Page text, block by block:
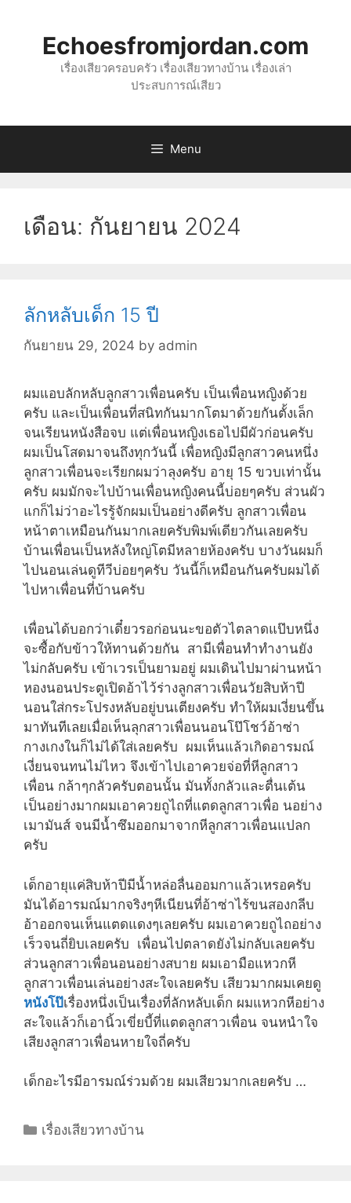
Echoesfromjordan.com
เรื่องเสียวครอบครัว เรื่องเสียวทางบ้าน เรื่องเล่า
ประสบการณ์เสียว
Menu
เดือน: กันยายน 2024
ลักหลับเด็ก 15 ปี
กันยายน 29, 2024 by admin
ผมแอบลักหลับลูกสาวเพื่อนครับ เป็นเพื่อนหญิงด้วย
ครับ และเป็นเพื่อนที่สนิทกันมากโตมาด้วยกันตั้งเล็ก
จนเรียนหนังสือจบ แต่เพื่อนหญิงเธอไปมีผัวก่อนครับ
ผมเป็นโสดมาจนถึงทุกวันนี้ เพื่อหญิงมีลูกสาวคนหนึ่ง
ลูกสาวเพื่อนจะเรียกผมว่าลุงครับ อายุ 15 ขวบเท่านั้น
ครับ ผมมักจะไปบ้านเพื่อนหญิงคนนี้บ่อยๆครับ ส่วนผัว
แกก็ไม่ว่าอะไรรู้จักผมเป็นอย่างดีครับ ลูกสาวเพื่อน
หน้าตาเหมือนกันมากเลยครับพิมพ์เดียวกันเลยครับ
บ้านเพื่อนเป็นหลังใหญ่โตมีหลายห้องครับ บางวันผมก็
ไปนอนเล่นดูทีวีบ่อยๆครับ วันนี้ก็เหมือนกันครับผมได้
ไปหาเพื่อนที่บ้านครับ
เพื่อนได้บอกว่าเดี๋ยวรอก่อนนะขอตัวไตลาดแป๊บหนึ่ง
จะซื้อกับข้าวให้ทานด้วยกัน สามีเพื่อนทำทำงานยัง
ไม่กลับครับ เข้าเวรเป็นยามอยู่ ผมเดินไปมาผ่านหน้า
หองนอนประตูเปิดอ้าไว้ร่างลูกสาวเพื่อนวัยสิบห้าปี
นอนใส่กระโปรงหลับอยู่บนเตียงครับ ทำให้ผมเงี่ยนขึ้น
มาทันทีเลยเมื่อเห็นลุกสาวเพื่อนนอนโป๊โชว์อ้าซ่า
กางเกงในก็ไม่ได้ใส่เลยครับ ผมเห็นแล้วเกิดอารมณ์
เงี่ยนจนทนไม่ไหว จึงเข้าไปเอาควยจ่อที่หีลูกสาว
เพื่อน กล้าๆกลัวครับตอนนั้น มันทั้งกลัวและตื่นเต้น
เป็นอย่างมากผมเอาควยถูไถที่แตดลูกสาวเพื่อ นอย่าง
เมามันส์ จนมีน้ำซึมออกมาจากหีลูกสาวเพื่อนแปลก
ครับ
เด็กอายุแค่สิบห้าปีมีน้ำหล่อลื่นออมกาแล้วเหรอครับ
มันได้อารมณ์มากจริงๆหีเนียนที่อ้าซ่าไร้ขนสองกลีบ
อ้าออกจนเห็นแตดแดงๆเลยครับ ผมเอาควยถูไถอย่าง
เร็วจนถี่ยิบเลยครับ เพื่อนไปตลาดยังไม่กลับเลยครับ
ส่วนลูกสาวเพื่อนอนอย่างสบาย ผมเอามือแหวกหี
ลูกสาวเพื่อนเล่นอย่างสะใจเลยครับ เสียวมากผมเคยดู
หนังโป๊เรื่องหนึ่งเป็นเรื่องที่ลักหลับเด็ก ผมแหวกหีอย่าง
สะใจแล้วก็เอานิ้วเขี่ยบี้ที่แตดลูกสาวเพื่อน จนหนำใจ
เสียงลูกสาวเพื่อนหายใจถี่ครับ
เด็กอะไรมีอารมณ์ร่วมด้วย ผมเสียวมากเลยครับ …
Categories
เรื่องเสียวทางบ้าน